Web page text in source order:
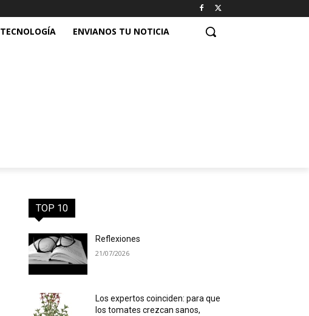
TECNOLOGÍA ENVIANOS TU NOTICIA
TOP 10
Reflexiones
21/07/2026
Los expertos coinciden: para que
los tomates crezcan sanos,